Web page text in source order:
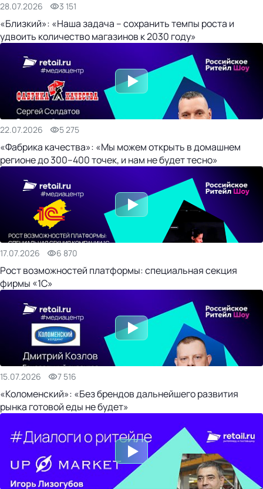
28.07.2026 3 151
«Близкий»: «Наша задача – сохранить темпы роста и
удвоить количество магазинов к 2030 году»
22.07.2026 5 275
«Фабрика качества»: «Мы можем открыть в домашнем
регионе до 300–400 точек, и нам не будет тесно»
17.07.2026 6 870
Рост возможностей платформы: специальная секция
фирмы «1С»
15.07.2026 7 516
«Коломенский»: «Без брендов дальнейшего развития
рынка готовой еды не будет»